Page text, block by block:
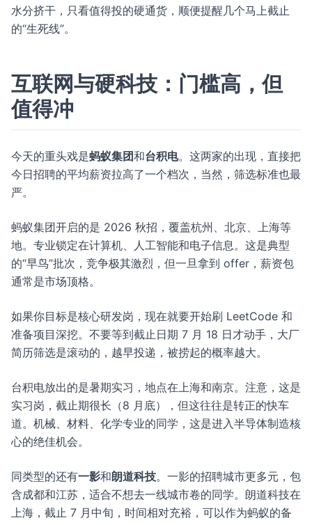
水分挤干，只看值得投的硬通货，顺便提醒几个马上截止
的“生死线”。
互联网与硬科技：门槛高，但
值得冲
今天的重头戏是蚂蚁集团和台积电。这两家的出现，直接把
今日招聘的平均薪资拉高了一个档次，当然，筛选标准也最
严。
蚂蚁集团开启的是 2026 秋招，覆盖杭州、北京、上海等
地。专业锁定在计算机、人工智能和电子信息。这是典型
的“早鸟”批次，竞争极其激烈，但一旦拿到 offer，薪资包
通常是市场顶格。
如果你目标是核心研发岗，现在就要开始刷 LeetCode 和
准备项目深挖。不要等到截止日期 7 月 18 日才动手，大厂
简历筛选是滚动的，越早投递，被捞起的概率越大。
台积电放出的是暑期实习，地点在上海和南京。注意，这是
实习岗，截止期很长（8 月底），但这往往是转正的快车
道。机械、材料、化学专业的同学，这是进入半导体制造核
心的绝佳机会。
同类型的还有一影和朗道科技。一影的招聘城市更多元，包
含成都和江苏，适合不想去一线城市卷的同学。朗道科技在
上海，截止 7 月中旬，时间相对充裕，可以作为蚂蚁的备